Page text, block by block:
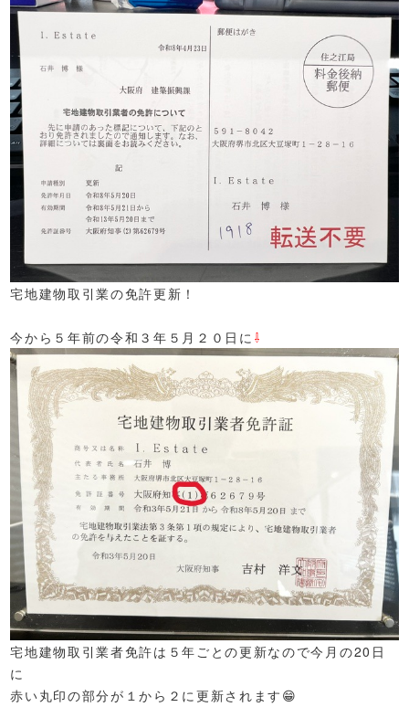
宅地建物取引業の免許更新！
今から５年前の令和３年５月２０日に ⇩
宅地建物取引業者免許は５年ごとの更新なので今月の20日
に
赤い丸印の部分が１から２に更新されます😁